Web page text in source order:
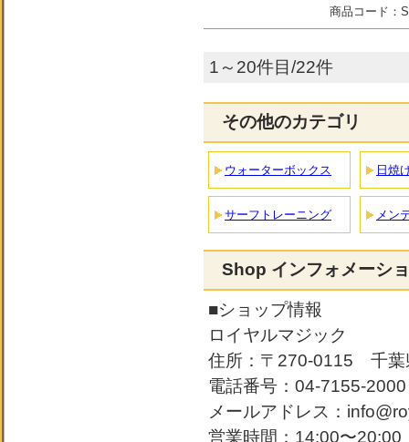
商品コード：
1～20件目/22件
その他のカテゴリ
ウォーターボックス 日焼
サーフトレーニング メン
Shop インフォメーシ
■ショップ情報
ロイヤルマジック
住所：〒270-0115 千葉
電話番号：04-7155-2000
メールアドレス：
営業時間：14:00〜20:00